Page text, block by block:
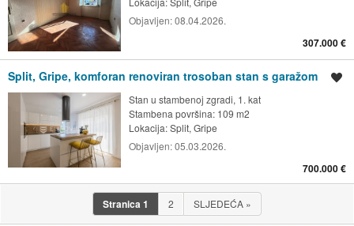
Objavljen:08.04.2026.
307.000 €
Split, Gripe, komforan renoviran trosoban stan s garažom
Stan u stambenoj zgradi, 1. kat
Stambena površina: 109 m2
Lokacija:Split, Gripe
Objavljen:05.03.2026.
700.000 €
Stranica1 2 SLJEDEĆA »